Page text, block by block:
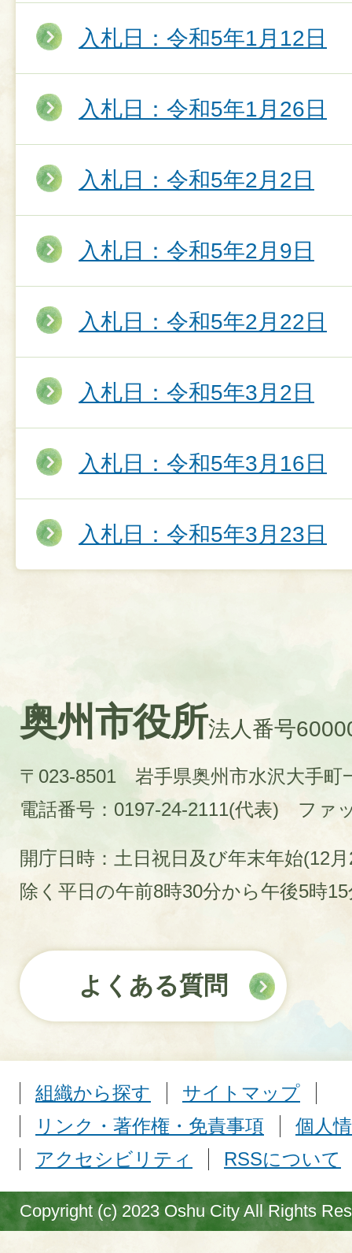
入札日：令和5年1月12日
入札日：令和5年1月26日
入札日：令和5年2月2日
入札日：令和5年2月9日
入札日：令和5年2月22日
入札日：令和5年3月2日
入札日：令和5年3月16日
入札日：令和5年3月23日
奥州市役所法人番号
〒023-8501 岩手県奥州市水沢大手町
電話番号：0197-24-2111(代表)
ファ
開庁日時：土日祝日及び年末年始(12
除く平日の午前8時30分から午後5時
よくある質問
組織から探す
サイトマップ
リンク・著作権・免責事項
個人
アクセシビリティ
RSSについて
Copyright (c) 2023 Oshu City All Rights